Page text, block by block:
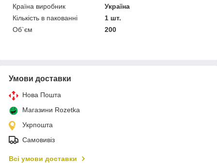
Країна виробник
Україна
Кількість в пакованні
1 шт.
Об`єм
200
Умови доставки
Нова Пошта
Магазини Rozetka
Укрпошта
Самовивіз
Всі умови доставки